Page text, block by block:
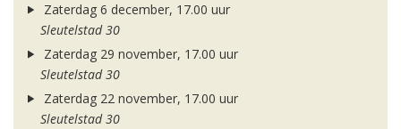
Zaterdag 6 december, 17.00 uur
Sleutelstad 30
Zaterdag 29 november, 17.00 uur
Sleutelstad 30
Zaterdag 22 november, 17.00 uur
Sleutelstad 30